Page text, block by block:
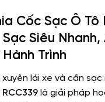
Cốc Sạc Ô Tô
Siêu Nhanh,
Trình
xuyên lái xe và cần
RCC339 là giải pháp